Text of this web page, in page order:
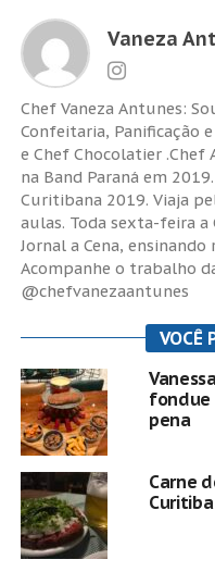
Vaneza
Chef Vaneza Antunes:
Confeitaria, Panificação
e Chef Chocolatier .Chef
na Band Paraná em
Curitibana 2019. Viaja
aulas. Toda sexta-feira a
Jornal a Cena,
Acompanhe o trabalho
@chefvanezaantunes
VOCÊ
fondue
pena
Carne
Curitiba